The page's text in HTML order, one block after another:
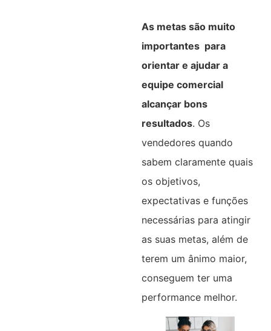
As metas são muito
importantes para
orientar e ajudar a
equipe comercial
alcançar bons
resultados. Os
vendedores quando
sabem claramente quais
os objetivos,
expectativas e funções
necessárias para atingir
as suas metas, além de
terem um ânimo maior,
conseguem ter uma
performance melhor.